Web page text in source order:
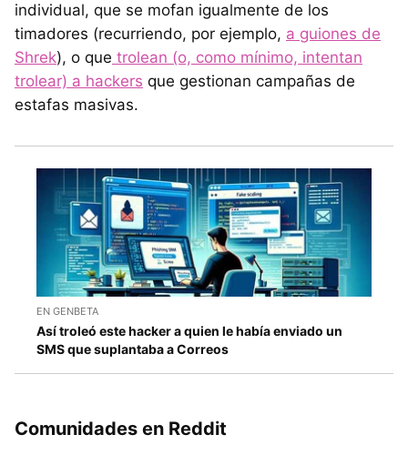
individual, que se mofan igualmente de los
timadores (recurriendo, por ejemplo, a guiones de
Shrek), o que trolean (o, como mínimo, intentan
trolear) a hackers que gestionan campañas de
estafas masivas.
EN GENBETA
Así troleó este hacker a quien le había enviado un
SMS que suplantaba a Correos
Comunidades en Reddit